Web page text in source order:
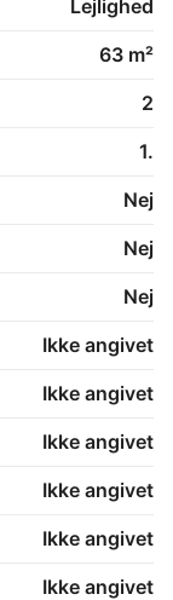
Lejlighed
63 m²
2
1.
Nej
Nej
Nej
Ikke angivet
Ikke angivet
Ikke angivet
Ikke angivet
Ikke angivet
Ikke angivet